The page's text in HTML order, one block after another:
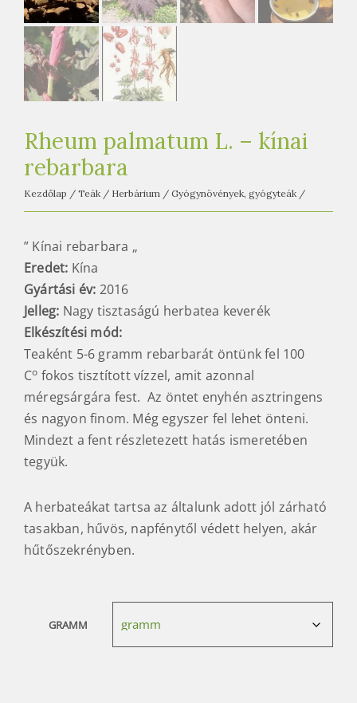
t
e
a
h
z
Rheum palmatum L. – kínai
rebarbara
Kezdőlap / Teák / Herbárium / Gyógynövények, gyógyteák /
” Kínai rebarbara „
Eredet: Kína
Gyártási év: 2016
Jelleg: Nagy tisztaságú herbatea keverék
Elkészítési mód:
Teaként 5-6 gramm rebarbarát öntünk fel 100
Co fokos tisztított vízzel, amit azonnal
méregsárgára fest. Az öntet enyhén asztringens
és nagyon finom. Még egyszer fel lehet önteni.
Mindezt a fent részletezett hatás ismeretében
tegyük.
A herbateákat tartsa az általunk adott jól zárható
tasakban, hűvös, napfénytől védett helyen, akár
hűtőszekrényben.
GRAMM